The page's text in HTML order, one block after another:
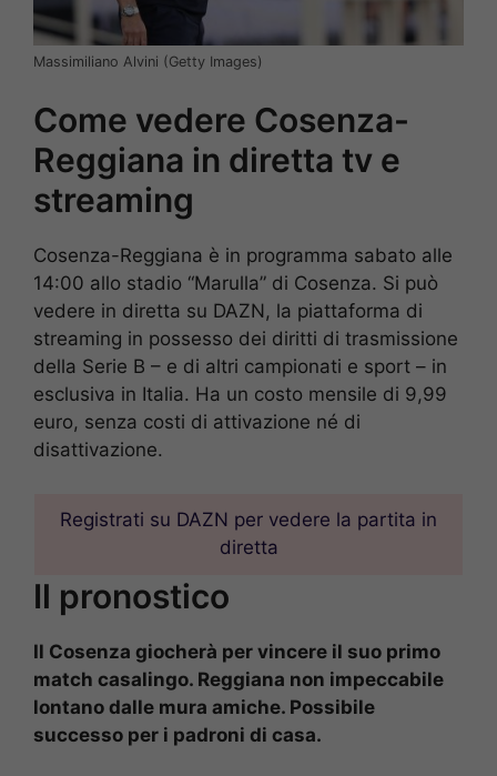
Massimiliano Alvini (Getty Images)
Come vedere Cosenza-
Reggiana in diretta tv e
streaming
Cosenza-Reggiana è in programma sabato alle
14:00 allo stadio “Marulla” di Cosenza. Si può
vedere in diretta su DAZN, la piattaforma di
streaming in possesso dei diritti di trasmissione
della Serie B – e di altri campionati e sport – in
esclusiva in Italia. Ha un costo mensile di 9,99
euro, senza costi di attivazione né di
disattivazione.
Registrati su DAZN per vedere la partita in
diretta
Il pronostico
Il Cosenza giocherà per vincere il suo primo
match casalingo. Reggiana non impeccabile
lontano dalle mura amiche. Possibile
successo per i padroni di casa.